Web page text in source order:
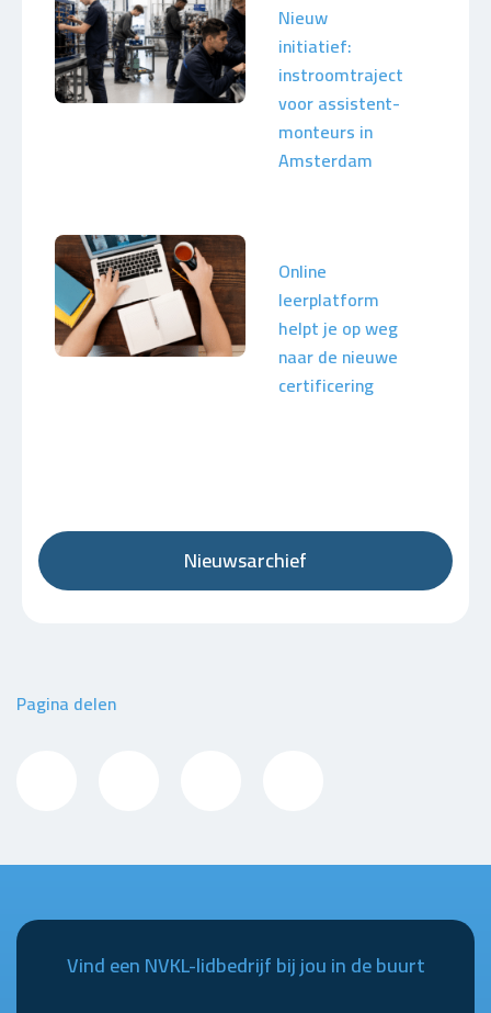
Nieuw
initiatief:
instroomtraject
voor assistent-
monteurs in
Amsterdam
Online
leerplatform
helpt je op weg
naar de nieuwe
certificering
Nieuwsarchief
Pagina delen
Vind een NVKL-lidbedrijf bij jou in de buurt